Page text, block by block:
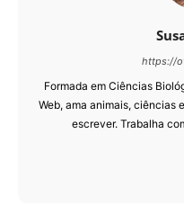
https://
Formada em Ciências
Web, ama animais, ciências
escrever. Trabalha